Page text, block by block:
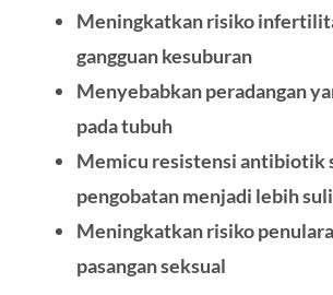
Meningkatkan risiko
gangguan kesuburan
Menyebabkan peradangan
pada tubuh
Memicu resistensi antibiotik
pengobatan menjadi lebih
Meningkatkan risiko
pasangan seksual